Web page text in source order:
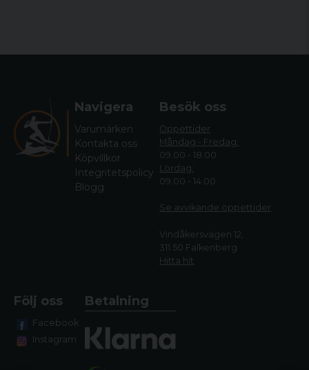
Navigera
Varumärken
Kontakta oss
Köpvillkor
Integritetspolicy
Blogg
Besök oss
Öppettider
Måndag - Fredag:
09.00 - 18.00
Lördag:
09.00 - 14.00
Se avvikande öppettider
Vindåkersvägen 12,
311 50 Falkenberg
Hitta hit
Följ oss
Facebook
Instagram
Betalning